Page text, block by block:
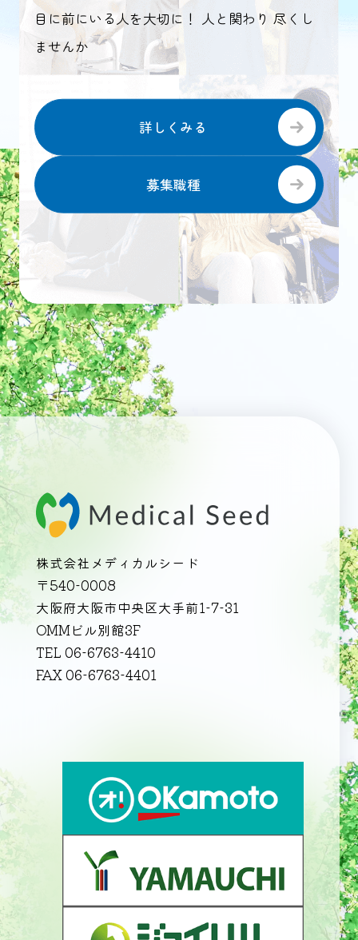
目に前にいる人を大切に！ 人と関わり 尽くし
ませんか
詳しくみる
募集職種
株式会社メディカルシード
〒540-0008
大阪府大阪市中央区大手前1-7-31
OMMビル別館3F
TEL 06-6763-4410
FAX 06-6763-4401